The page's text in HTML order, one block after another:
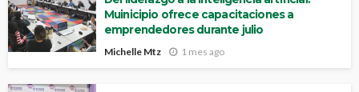
Muinicipio ofrece capacitaciones a
emprendedores durante julio
Michelle Mtz 1 mes ago